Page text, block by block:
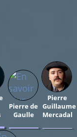
Pierre de
Gaulle
0.58
Pierre
Guillaume
Mercadal
0.19